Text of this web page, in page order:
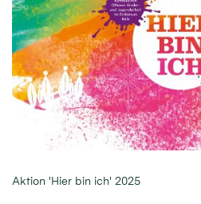
Aktion 'Hier bin ich' 2025